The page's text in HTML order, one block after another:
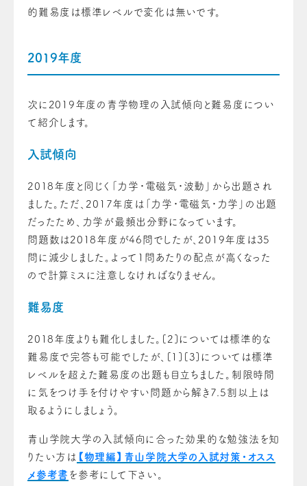
的難易度は標準レベルで変化は無いです。
2019年度
次に2019年度の青学物理の入試傾向と難易度につい
て紹介します。
入試傾向
2018年度と同じく「力学・電磁気・波動」から出題され
ました。ただ、2017年度は「力学・電磁気・力学」の出題
だったため、力学が最頻出分野になっています。
問題数は2018年度が46問でしたが、2019年度は35
問に減少しました。よって1問あたりの配点が高くなった
ので計算ミスに注意しなければなりません。
難易度
2018年度よりも難化しました。[2]については標準的な
難易度で完答も可能でしたが、[1][3]については標準
レベルを超えた難易度の出題も目立ちました。制限時間
に気をつけ手を付けやすい問題から解き7.5割以上は
取るようにしましょう。
青山学院大学の入試傾向に合った効果的な勉強法を知
りたい方は 【物理編】青山学院大学の入試対策・オスス
メ参考書 を参考にして下さい。